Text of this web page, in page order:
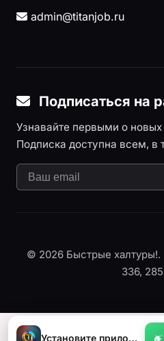
admin@titanjob.ru
Подписаться на
Узнавайте первыми о новых
Подписка доступна всем, в
© 2026 Быстрые
336,
Установите приложение